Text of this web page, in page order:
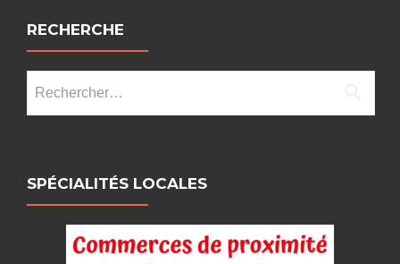
RECHERCHE
SPÉCIALITÉS LOCALES